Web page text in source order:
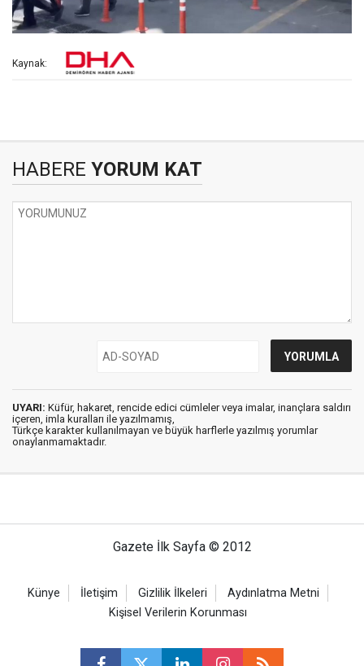
Kaynak:
HABERE YORUM KAT
UYARI: Küfür, hakaret, rencide edici cümleler veya imalar, inançlara saldırı
içeren, imla kuralları ile yazılmamış,
Türkçe karakter kullanılmayan ve büyük harflerle yazılmış yorumlar
onaylanmamaktadır.
Gazete İlk Sayfa © 2012
Künye İletişim Gizlilik İlkeleri
Aydınlatma Metni
Kişisel Verilerin Korunması